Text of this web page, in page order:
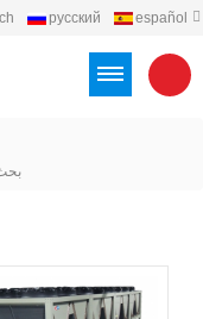
русский
español